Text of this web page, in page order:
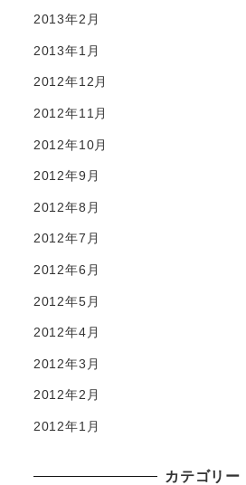
2013年2月
2013年1月
2012年12月
2012年11月
2012年10月
2012年9月
2012年8月
2012年7月
2012年6月
2012年5月
2012年4月
2012年3月
2012年2月
2012年1月
カテゴリー